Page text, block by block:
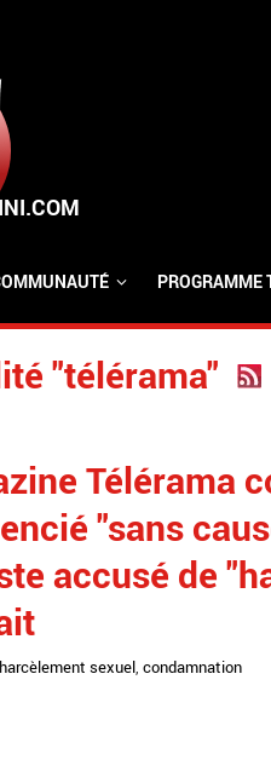
PROGRAMME
"télérama"
Télérama
"sans
accusé de
harcèlement sexuel, condamnation